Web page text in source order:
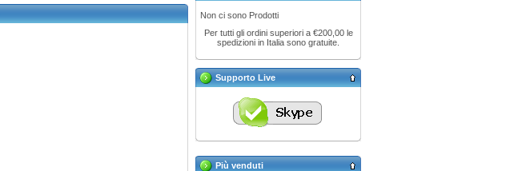
Non ci sono Prodotti
Per tutti gli ordini superiori a €200,00 le
spedizioni in Italia sono gratuite.
Supporto Live
Più venduti